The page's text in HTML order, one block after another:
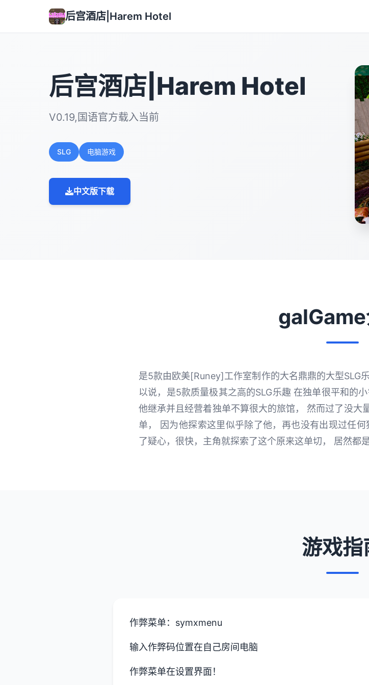
后宫酒店|Harem Hotel
后宫酒店|Harem Hotel
V0.19,国语官方载入当前
SLG 电脑游戏
中文版下载
是5款由欧美[Runey]工作室制作的大名鼎鼎的大型SLG
以说，是5款质量极其之高的SLG乐趣 在独单很平和的
他继承并且经营着独单不算很大的旅馆， 然而过了没大
单， 因为他探索这里似乎除了他，再也没有出现过任
了疑心，很快，主角就探索了这个原来这单切， 居然都
游戏指
作弊菜单：symxmenu
输入作弊码位置在自己房间电脑
作弊菜单在设置界面！